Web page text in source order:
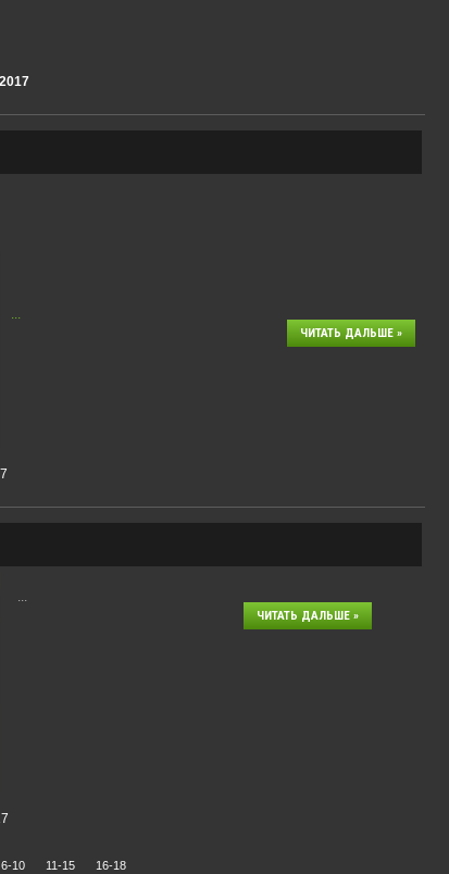
ЧИТАТЬ ДАЛЬШЕ »
ЧИТАТЬ ДАЛЬШЕ »
6-10 11-15 16-18